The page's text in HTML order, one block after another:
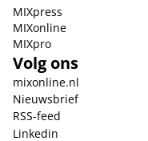
MIXpress
MIXonline
MIXpro
Volg ons
mixonline.nl
Nieuwsbrief
RSS-feed
Linkedin